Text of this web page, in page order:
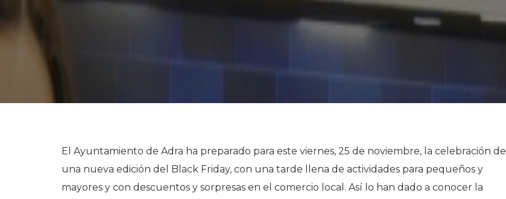
El Ayuntamiento de Adra ha preparado para este viernes, 25 de noviembre, la celebración de
una nueva edición del Black Friday, con una tarde llena de actividades para pequeños y
mayores y con descuentos y sorpresas en el comercio local. Así lo han dado a conocer la